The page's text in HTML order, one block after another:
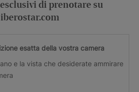
di prenotare su
iberostar.com
esatta della vostra camera
e la vista che desiderate ammirare